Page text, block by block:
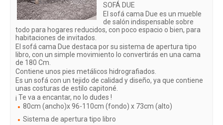
SOFÁ DUE
El sofá cama Due es un mueble
de salón indispensable sobre
todo para hogares reducidos, con poco espacio o bien, para
habitaciones de invitados.
El sofá cama Due destaca por su sistema de apertura tipo
libro, con un simple movimiento lo convertirás en una cama
de 180 Cm.
Contiene unos pies metálicos hidrografiados.
Es un sofá con un tejido de calidad y diseño, ya que contiene
unas costuras de estilo capitoné.
¡ Te va a encantar, no lo dudes !
80cm (ancho)x 96-110cm (fondo) x 73cm (alto)
Sistema de apertura tipo libro